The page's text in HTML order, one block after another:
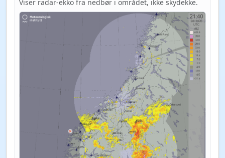
Viser radar-ekko fra nedbør i området, ikke skydekke.